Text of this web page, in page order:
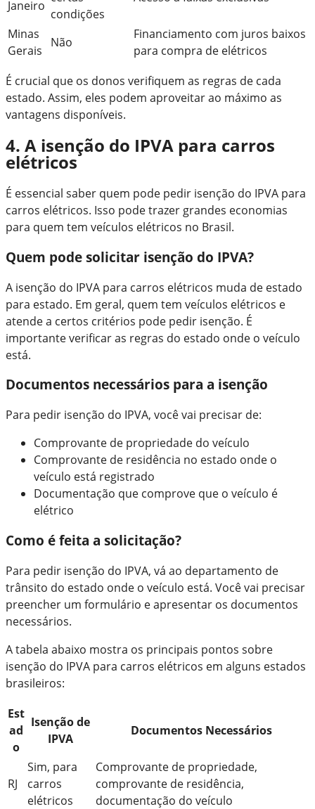
Janeiro
condições
Minas
Gerais
Não
Financiamento com juros baixos
para compra de elétricos
É crucial que os donos verifiquem as regras de cada
estado. Assim, eles podem aproveitar ao máximo as
vantagens disponíveis.
4. A isenção do IPVA para carros
elétricos
É essencial saber quem pode pedir isenção do IPVA para
carros elétricos. Isso pode trazer grandes economias
para quem tem veículos elétricos no Brasil.
Quem pode solicitar isenção do IPVA?
A isenção do IPVA para carros elétricos muda de estado
para estado. Em geral, quem tem veículos elétricos e
atende a certos critérios pode pedir isenção. É
importante verificar as regras do estado onde o veículo
está.
Documentos necessários para a isenção
Para pedir isenção do IPVA, você vai precisar de:
Comprovante de propriedade do veículo
Comprovante de residência no estado onde o
veículo está registrado
Documentação que comprove que o veículo é
elétrico
Como é feita a solicitação?
Para pedir isenção do IPVA, vá ao departamento de
trânsito do estado onde o veículo está. Você vai precisar
preencher um formulário e apresentar os documentos
necessários.
A tabela abaixo mostra os principais pontos sobre
isenção do IPVA para carros elétricos em alguns estados
brasileiros:
Est
ad
o
Isenção de
IPVA
Documentos Necessários
RJ
Sim, para
carros
elétricos
Comprovante de propriedade,
comprovante de residência,
documentação do veículo